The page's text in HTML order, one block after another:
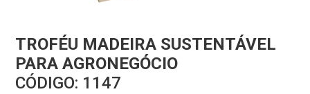
TROFÉU MADEIRA SUSTENTÁVEL
PARA AGRONEGÓCIO
CÓDIGO: 1147